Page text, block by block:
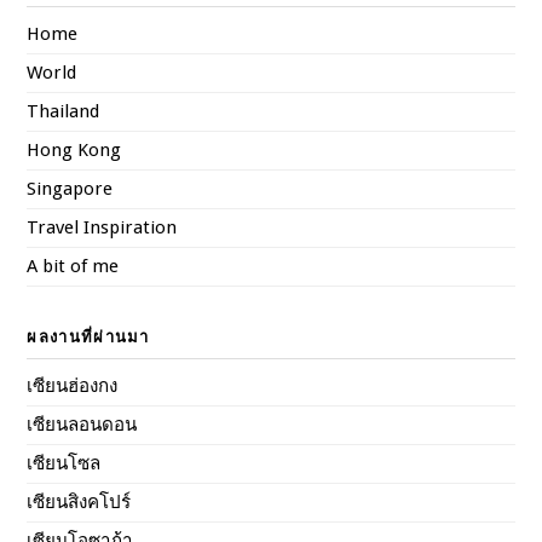
Home
World
Thailand
Hong Kong
Singapore
Travel Inspiration
A bit of me
ผลงานที่ผ่านมา
เซียนฮ่องกง
เซียนลอนดอน
เซียนโซล
เซียนสิงคโปร์